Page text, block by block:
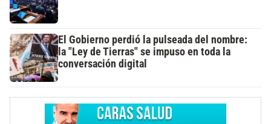
El Gobierno perdió la pulseada del nombre:
la "Ley de Tierras" se impuso en toda la
conversación digital